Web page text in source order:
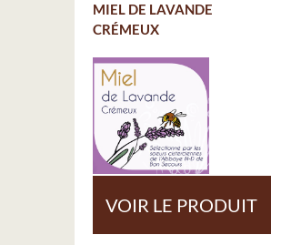
MIEL DE LAVANDE
CRÉMEUX
VOIR LE PRODUIT